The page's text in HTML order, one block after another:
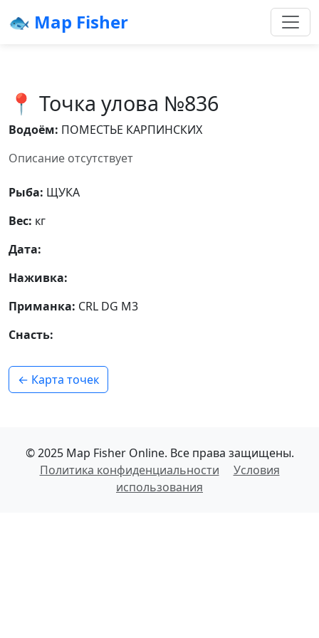
🐟 Map Fisher
📍 Точка улова №836
Водоём: ПОМЕСТЬЕ КАРПИНСКИХ
Описание отсутствует
Рыба: ЩУКА
Вес: кг
Дата:
Наживка:
Приманка: CRL DG M3
Снасть:
← Карта точек
© 2025 Map Fisher Online. Все права защищены.
Политика конфиденциальности
Условия
использования